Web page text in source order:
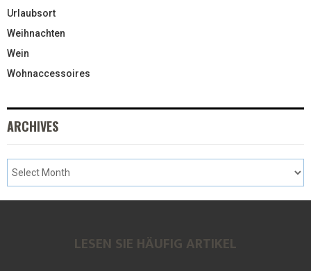
Urlaubsort
Weihnachten
Wein
Wohnaccessoires
ARCHIVES
LESEN SIE HÄUFIG ARTIKEL